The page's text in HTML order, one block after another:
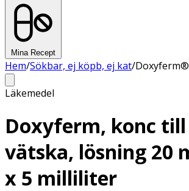
Mina Recept
Hem/Sökbar, ej köpb, ej kat/Doxyferm®
Läkemedel
Doxyferm, konc
vätska, lösning 20
x 5 milliliter